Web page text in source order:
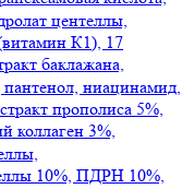
центеллы,
К1), 17
баклажана,
ниацинамид,
прополиса 5%,
коллаген 3%,
10%, ПДРН 10%,